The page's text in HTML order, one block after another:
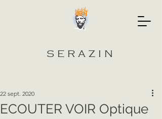
SERAZIN
ECOUTER VOIR Optique
22 sept. 2020